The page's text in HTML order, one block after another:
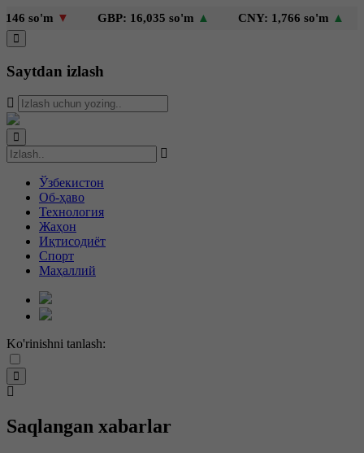
so'm▼ GBP: 16,035 so'm▲ CNY: 1,766 so'm▲
Saytdan izlash
Ўзбекистон
Об-ҳаво
Технология
Жаҳон
Иқтисодиёт
Спорт
Маҳаллий
Ko'rinishni tanlash:
Saqlangan xabarlar